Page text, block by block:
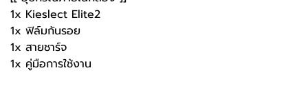
1x Kieslect Elite2
1x ฟิล์มกันรอย
1x สายชาร์จ
1x คู่มือการใช้งาน